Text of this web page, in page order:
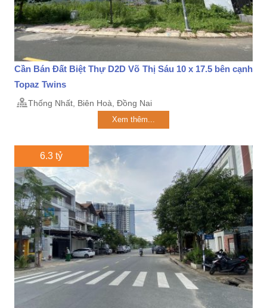
Cần Bán Đất Biệt Thự D2D Võ Thị Sáu 10 x 17.5 bên cạnh
Topaz Twins
Thống Nhất, Biên Hoà, Đồng Nai
Xem thêm...
6.3 tỷ